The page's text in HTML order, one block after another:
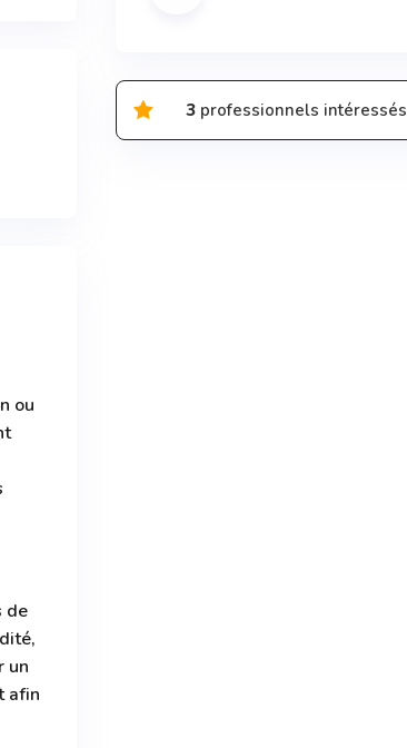
ou
de
un
afin
3professionnels intéressés